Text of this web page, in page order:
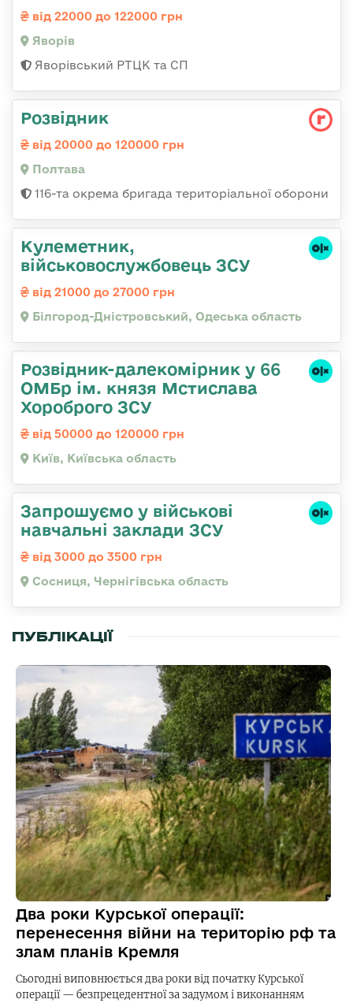
від 22000 до 122000 грн
Яворів
Яворівський РТЦК та СП
Розвідник
від 20000 до 120000 грн
Полтава
116-та окрема бригада територіальної оборони
Кулеметник,
військовослужбовець ЗСУ
від 21000 до 27000 грн
Білгород-Дністровський, Одеська область
Розвідник-далекомірник у 66
ОМБр ім. князя Мстислава
Хороброго ЗСУ
від 50000 до 120000 грн
Київ, Київська область
Запрошуємо у військові
навчальні заклади ЗСУ
від 3000 до 3500 грн
Сосниця, Чернігівська область
ПУБЛІКАЦІЇ
Два роки Курської операції:
перенесення війни на територію рф та
злам планів Кремля
Сьогодні виповнюється два роки від початку Курської
операції — безпрецедентної за задумом і виконанням